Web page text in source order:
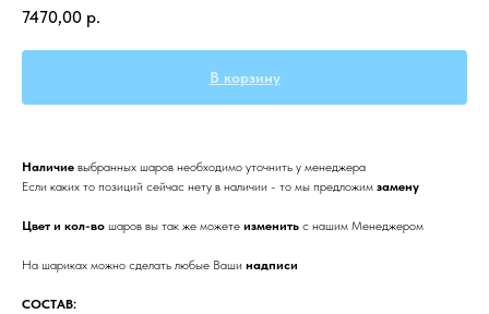
7470,00 р.
В корзину
Наличие выбранных шаров необходимо уточнить у менеджера
Если каких то позиций сейчас нету в наличии - то мы предложим замену
Цвет и кол-во шаров вы так же можете изменить с нашим Менеджером
На шариках можно сделать любые Ваши надписи
СОСТАВ: